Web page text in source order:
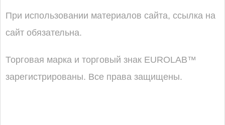
При использовании материалов сайта, ссылка на
сайт обязательна.
Торговая марка и торговый знак EUROLAB™
зарегистрированы. Все права защищены.